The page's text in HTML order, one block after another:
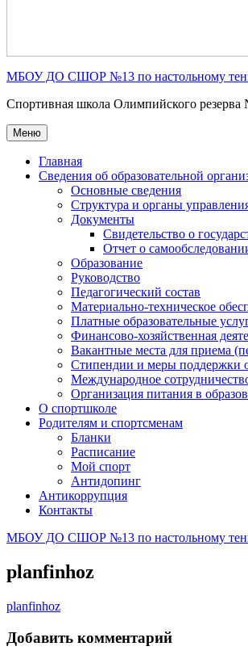
МБОУ ДО СШОР №13 по настольному
Спортивная школа Олимпийского
Меню
Главная
Сведения об образовательной
Основные сведения
Структура и органы
Документы
Свидетельство о
Отчет о
Образование
Руководство
Педагогический состав
Материально-техническое
Платные образовательные
Финансово-хозяйственная
Вакантные места для приема
Стипендии и меры поддержки
Международное
Организация питания в
О спортшколе
Родителям и спортсменам
Бланки
Расписание
Мой спорт
Антидопинг
Антикоррупция
Контакты
МБОУ ДО СШОР №13 по настольному
planfinhoz
planfinhoz
Добавить комментарий